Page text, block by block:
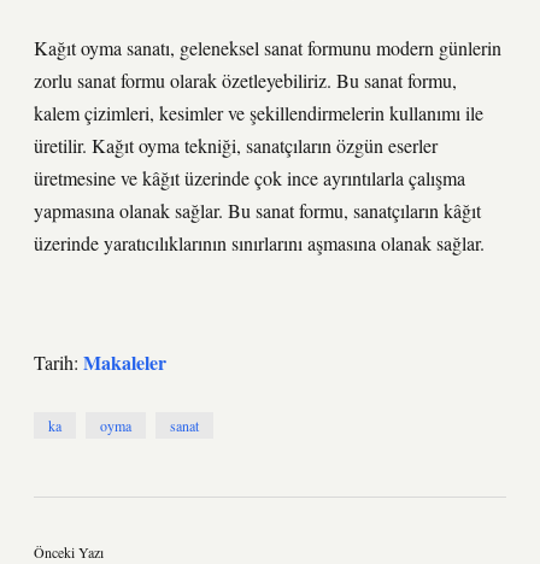
Kağıt oyma sanatı, geleneksel sanat formunu modern günlerin
zorlu sanat formu olarak özetleyebiliriz. Bu sanat formu,
kalem çizimleri, kesimler ve şekillendirmelerin kullanımı ile
üretilir. Kağıt oyma tekniği, sanatçıların özgün eserler
üretmesine ve kâğıt üzerinde çok ince ayrıntılarla çalışma
yapmasına olanak sağlar. Bu sanat formu, sanatçıların kâğıt
üzerinde yaratıcılıklarının sınırlarını aşmasına olanak sağlar.
Tarih: Makaleler
ka oyma sanat
Önceki Yazı